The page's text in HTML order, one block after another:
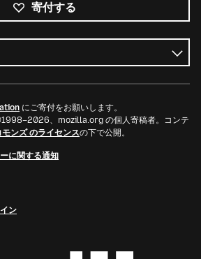
寄付する
にご寄付をお願いします。
、mozilla.org の個人寄稿者。コンテ
ンズ のライセンスの下で公開。
に関する通知
ン